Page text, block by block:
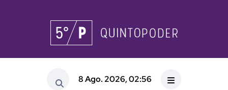
8 Ago. 2026, 02:56